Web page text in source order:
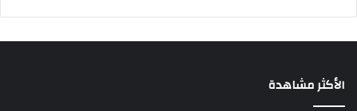
الأكثر مشاهدة